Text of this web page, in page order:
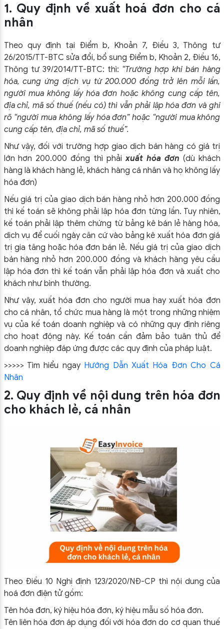
1. Quy định về xuất hoá đơn cho cá
nhân
Theo quy định tại Điểm b, Khoản 7, Điều 3, Thông tư
26/2015/TT-BTC sửa đổi, bổ sung Điểm b, Khoản 2, Điều 16,
Thông tư 39/2014/TT-BTC: thì: “Trường hợp khi bán hàng
hóa, cung ứng dịch vụ từ 200.000 đồng trở lên mỗi lần,
người mua không lấy hóa đơn hoặc không cung cấp tên,
địa chỉ, mã số thuế (nếu có) thì vẫn phải lập hóa đơn và ghi
rõ “người mua không lấy hóa đơn” hoặc “người mua không
cung cấp tên, địa chỉ, mã số thuế”.
Như vậy, đối với trường hợp giao dịch bán hàng có giá trị
lớn hơn 200.000 đồng thì phảixuất hóa đơn (dù khách
hàng là khách hàng lẻ, khách hàng cá nhân và họ không lấy
hóa đơn)
Nếu giá trị của giao dịch bán hàng nhỏ hơn 200.000 đồng
thì kế toán sẽ không phải lập hóa đơn từng lần. Tuy nhiên,
kế toán phải lập thêm chứng từ bảng kê bán lẻ hàng hóa,
dịch vụ để cuối ngày căn cứ vào bảng kê xuất hóa đơn giá
trị gia tăng hoặc hóa đơn bán lẻ. Nếu giá trị của giao dịch
bán hàng nhỏ hơn 200.000 đồng và khách hàng yêu cầu
lập hóa đơn thì kế toán vẫn phải lập hóa đơn và xuất cho
khách như bình thường.
Như vậy, xuất hóa đơn cho người mua hay xuất hóa đơn
cho cá nhân, tổ chức mua hàng là một trong những nhiệm
vụ của kế toán doanh nghiệp và có những quy định riêng
cho hoạt động này. Kế toán cần đảm bảo tuân thủ để
doanh nghiệp đáp ứng được các quy định của pháp luật.
>>>>> Tìm hiểu ngay Hướng Dẫn Xuất Hóa Đơn Cho Cá
Nhân
2. Quy định về nội dung trên hóa đơn
cho khách lẻ, cá nhân
Theo Điều 10 Nghị định 123/2020/NĐ-CP thì nội dung của
hoá đơn điện tử gồm:
Tên hóa đơn, ký hiệu hóa đơn, ký hiệu mẫu số hóa đơn.
Tên liên hóa đơn áp dụng đối với hóa đơn do cơ quan thuế